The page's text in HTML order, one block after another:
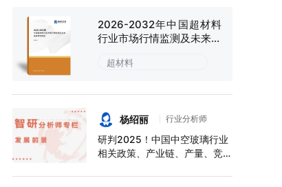
2026-2032年中国超材料
行业市场行情监测及未来趋
超材料
杨绍丽 行业分析师
研判2025！中国中空玻璃行业
相关政策、产业链、产量、竞争
持续增长，上半年中空玻璃产量